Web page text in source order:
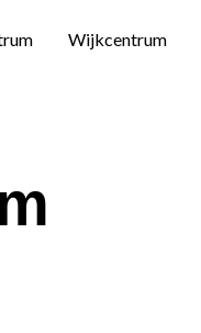
Wijkcentrum